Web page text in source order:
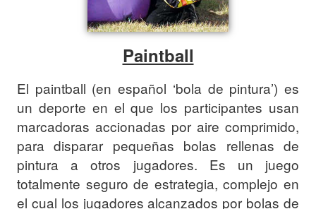
Paintball
El paintball (en español ‘bola de pintura’) es
un deporte en el que los participantes usan
marcadoras accionadas por aire comprimido,
para disparar pequeñas bolas rellenas de
pintura a otros jugadores. Es un juego
totalmente seguro de estrategia, complejo en
el cual los jugadores alcanzados por bolas de